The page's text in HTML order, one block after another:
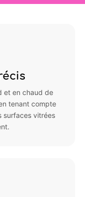
et en chaud de
tenant compte
surfaces vitrées